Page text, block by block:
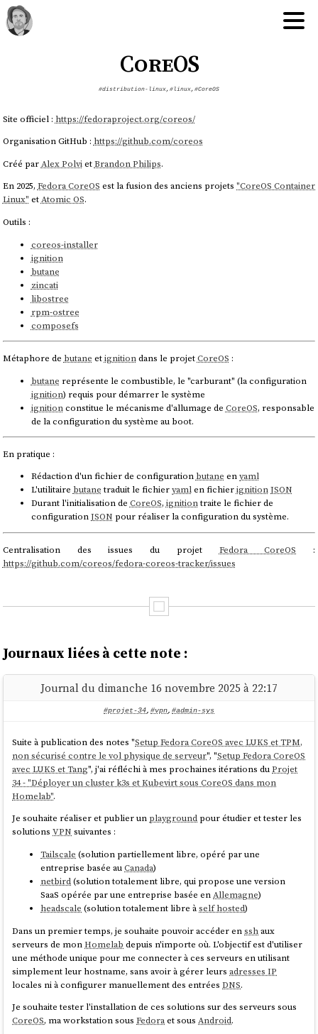
CoreOS
#distribution-linux, #linux, #CoreOS
Site officiel : https://fedoraproject.org/coreos/
Organisation GitHub : https://github.com/coreos
Créé parAlex PolvietBrandon Philips.
En 2025, Fedora CoreOS est la fusion des anciens projets"CoreOS Container
Linux" etAtomic OS.
Outils :
coreos-installer
ignition
butane
zincati
libostree
rpm-ostree
composefs
Métaphore de butane etignitiondans le projetCoreOS :
butane représente le combustible, le "carburant" (la configuration
ignition) requis pour démarrer le système
ignitionconstitue le mécanisme d'allumage de CoreOS, responsable
de la configuration du système au boot.
En pratique :
Rédaction d'un fichier de configuration butane enyaml
L'utilitaire butanetraduit le fichieryamlen fichierignitionJSON
Durant l'initialisation de CoreOS, ignitiontraite le fichier de
configurationJSON pour réaliser la configuration du système.
Centralisation des issues du projet Fedora CoreOS :
https://github.com/coreos/fedora-coreos-tracker/issues
Journaux liées à cette note :
Journal du dimanche 16 novembre 2025 à 22:17
#projet-34, #vpn, #admin-sys
Suite à publication des notes "Setup Fedora CoreOS avec LUKS et TPM,
non sécurisé contre le vol physique de serveur", "Setup Fedora CoreOS
avec LUKS et Tang", j'ai réfléchi à mes prochaines itérations duProjet
34 - "Déployer un cluster k3s et Kubevirt sous CoreOS dans mon
Homelab".
Je souhaite réaliser et publier un playground pour étudier et tester les
solutionsVPN suivantes :
Tailscale (solution partiellement libre, opéré par une
entreprise basée auCanada)
netbird(solution totalement libre, qui propose une version
SaaS opérée par une entreprise basée enAllemagne)
headscale (solution totalement libre àself hosted)
Dans un premier temps, je souhaite pouvoir accéder ensshaux
serveurs de monHomelab depuis n'importe où. L'objectif est d'utiliser
une méthode unique pour me connecter à ces serveurs en utilisant
simplement leur hostname, sans avoir à gérer leursadresses IP
locales ni à configurer manuellement des entréesDNS.
Je souhaite tester l'installation de ces solutions sur des serveurs sous
CoreOS, ma workstation sousFedoraet sousAndroid.